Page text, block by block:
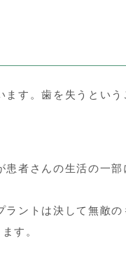
す。歯を失うとい
者さんの生活の一部
ントは決して無敵の
す。